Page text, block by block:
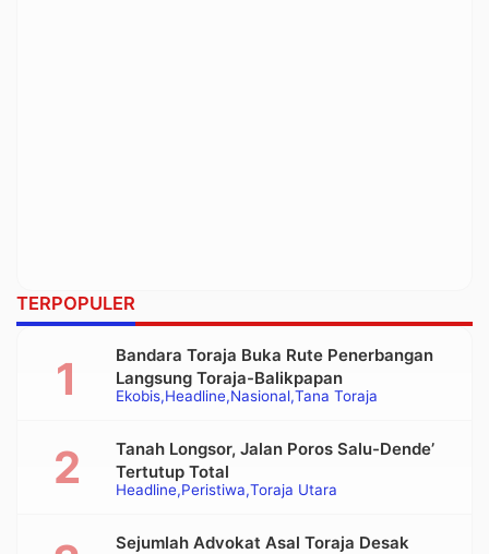
TERPOPULER
Ekobis Headline Nasional Tana Toraja
Bandara Toraja Buka Rute Penerbangan
Langsung Toraja-Balikpapan
Headline Peristiwa Toraja Utara
Tanah Longsor, Jalan Poros Salu-Dende’
Tertutup Total
Sejumlah Advokat Asal Toraja Desak